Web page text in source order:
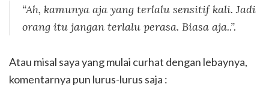
“Ah, kamunya aja yang terlalu sensitif kali. Jadi
orang itu jangan terlalu perasa. Biasa aja..”.
Atau misal saya yang mulai curhat dengan lebaynya,
komentarnya pun lurus-lurus saja :